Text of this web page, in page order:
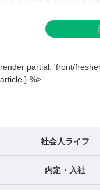
render partial: 'front/
article } %>
社会人ライフ
内定・入社